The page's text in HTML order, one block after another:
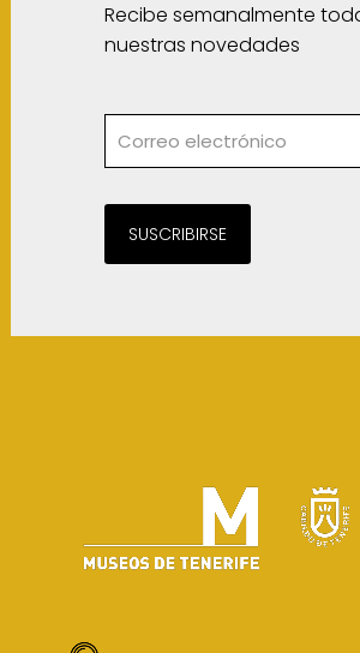
Recibe semanalmente
nuestras novedades
SUSCRIBIRSE